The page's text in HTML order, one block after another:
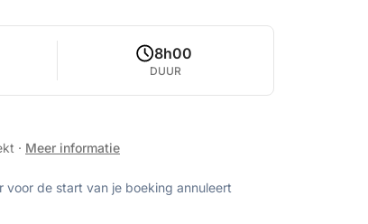
8h00
DUUR
· Meer informatie
voor de start van je boeking annuleert